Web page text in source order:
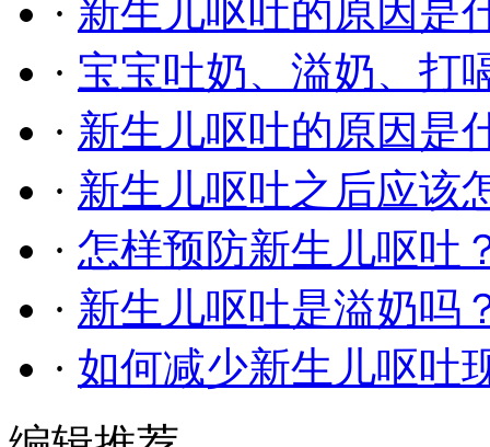
· 新生儿呕吐的原因是
· 宝宝吐奶、溢奶、打
· 新生儿呕吐的原因是
· 新生儿呕吐之后应该
· 怎样预防新生儿呕吐
· 新生儿呕吐是溢奶吗
· 如何减少新生儿呕吐